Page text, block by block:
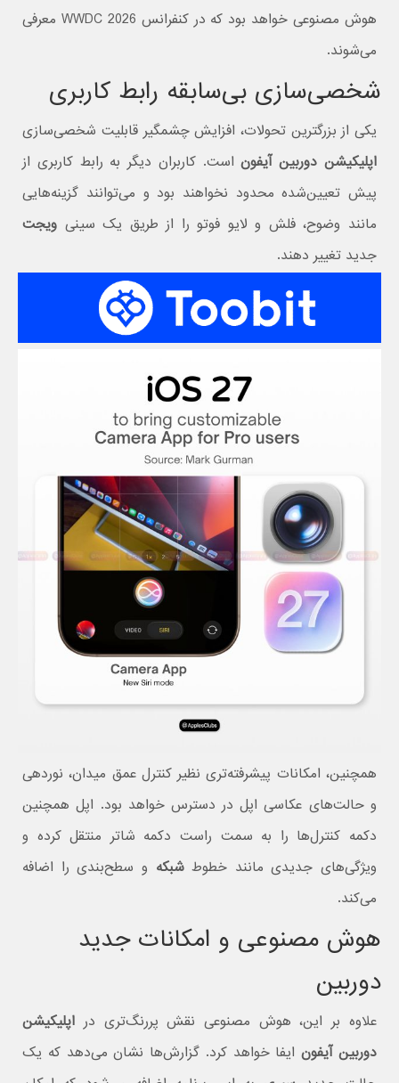
هوش مصنوعی خواهد بود که در کنفرانس WWDC 2026 معرفی
می‌شوند.
شخصی‌سازی بی‌سابقه رابط کاربری
یکی از بزرگترین تحولات، افزایش چشمگیر قابلیت شخصی‌سازی
اپلیکیشن دوربین آیفوناست. کاربران دیگر به رابط کاربری از
پیش تعیین‌شده محدود نخواهند بود و می‌توانند گزینه‌هایی
مانند وضوح، فلش و لایو فوتو را از طریق یک سینی ویجت
جدید تغییر دهند.
همچنین، امکانات پیشرفته‌تری نظیر کنترل عمق میدان، نوردهی
و حالت‌های عکاسی اپل در دسترس خواهد بود. اپل همچنین
دکمه کنترل‌ها را به سمت راست دکمه شاتر منتقل کرده و
ویژگی‌های جدیدی مانند خطوطشبکه و سطح‌بندی را اضافه
می‌کند.
هوش مصنوعی و امکانات جدید
دوربین
علاوه بر این، هوش مصنوعی نقش پررنگ‌تری در اپلیکیشن
دوربین آیفونایفا خواهد کرد. گزارش‌ها نشان می‌دهد که یک